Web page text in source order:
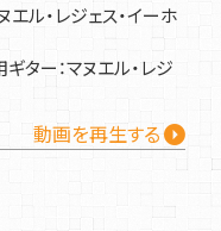
エル・レジェス・イーホ
ギター：マヌエル・レジ
動画を再生する